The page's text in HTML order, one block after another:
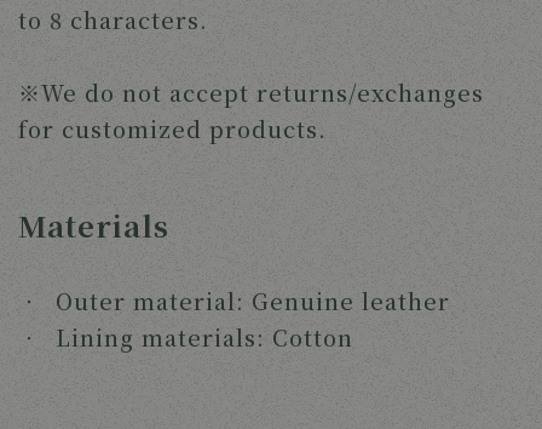
to 8 characters.
※We do not accept returns/exchanges
for customized products.
Materials
‧ Outer material: Genuine leather
‧ Lining materials: Cotton